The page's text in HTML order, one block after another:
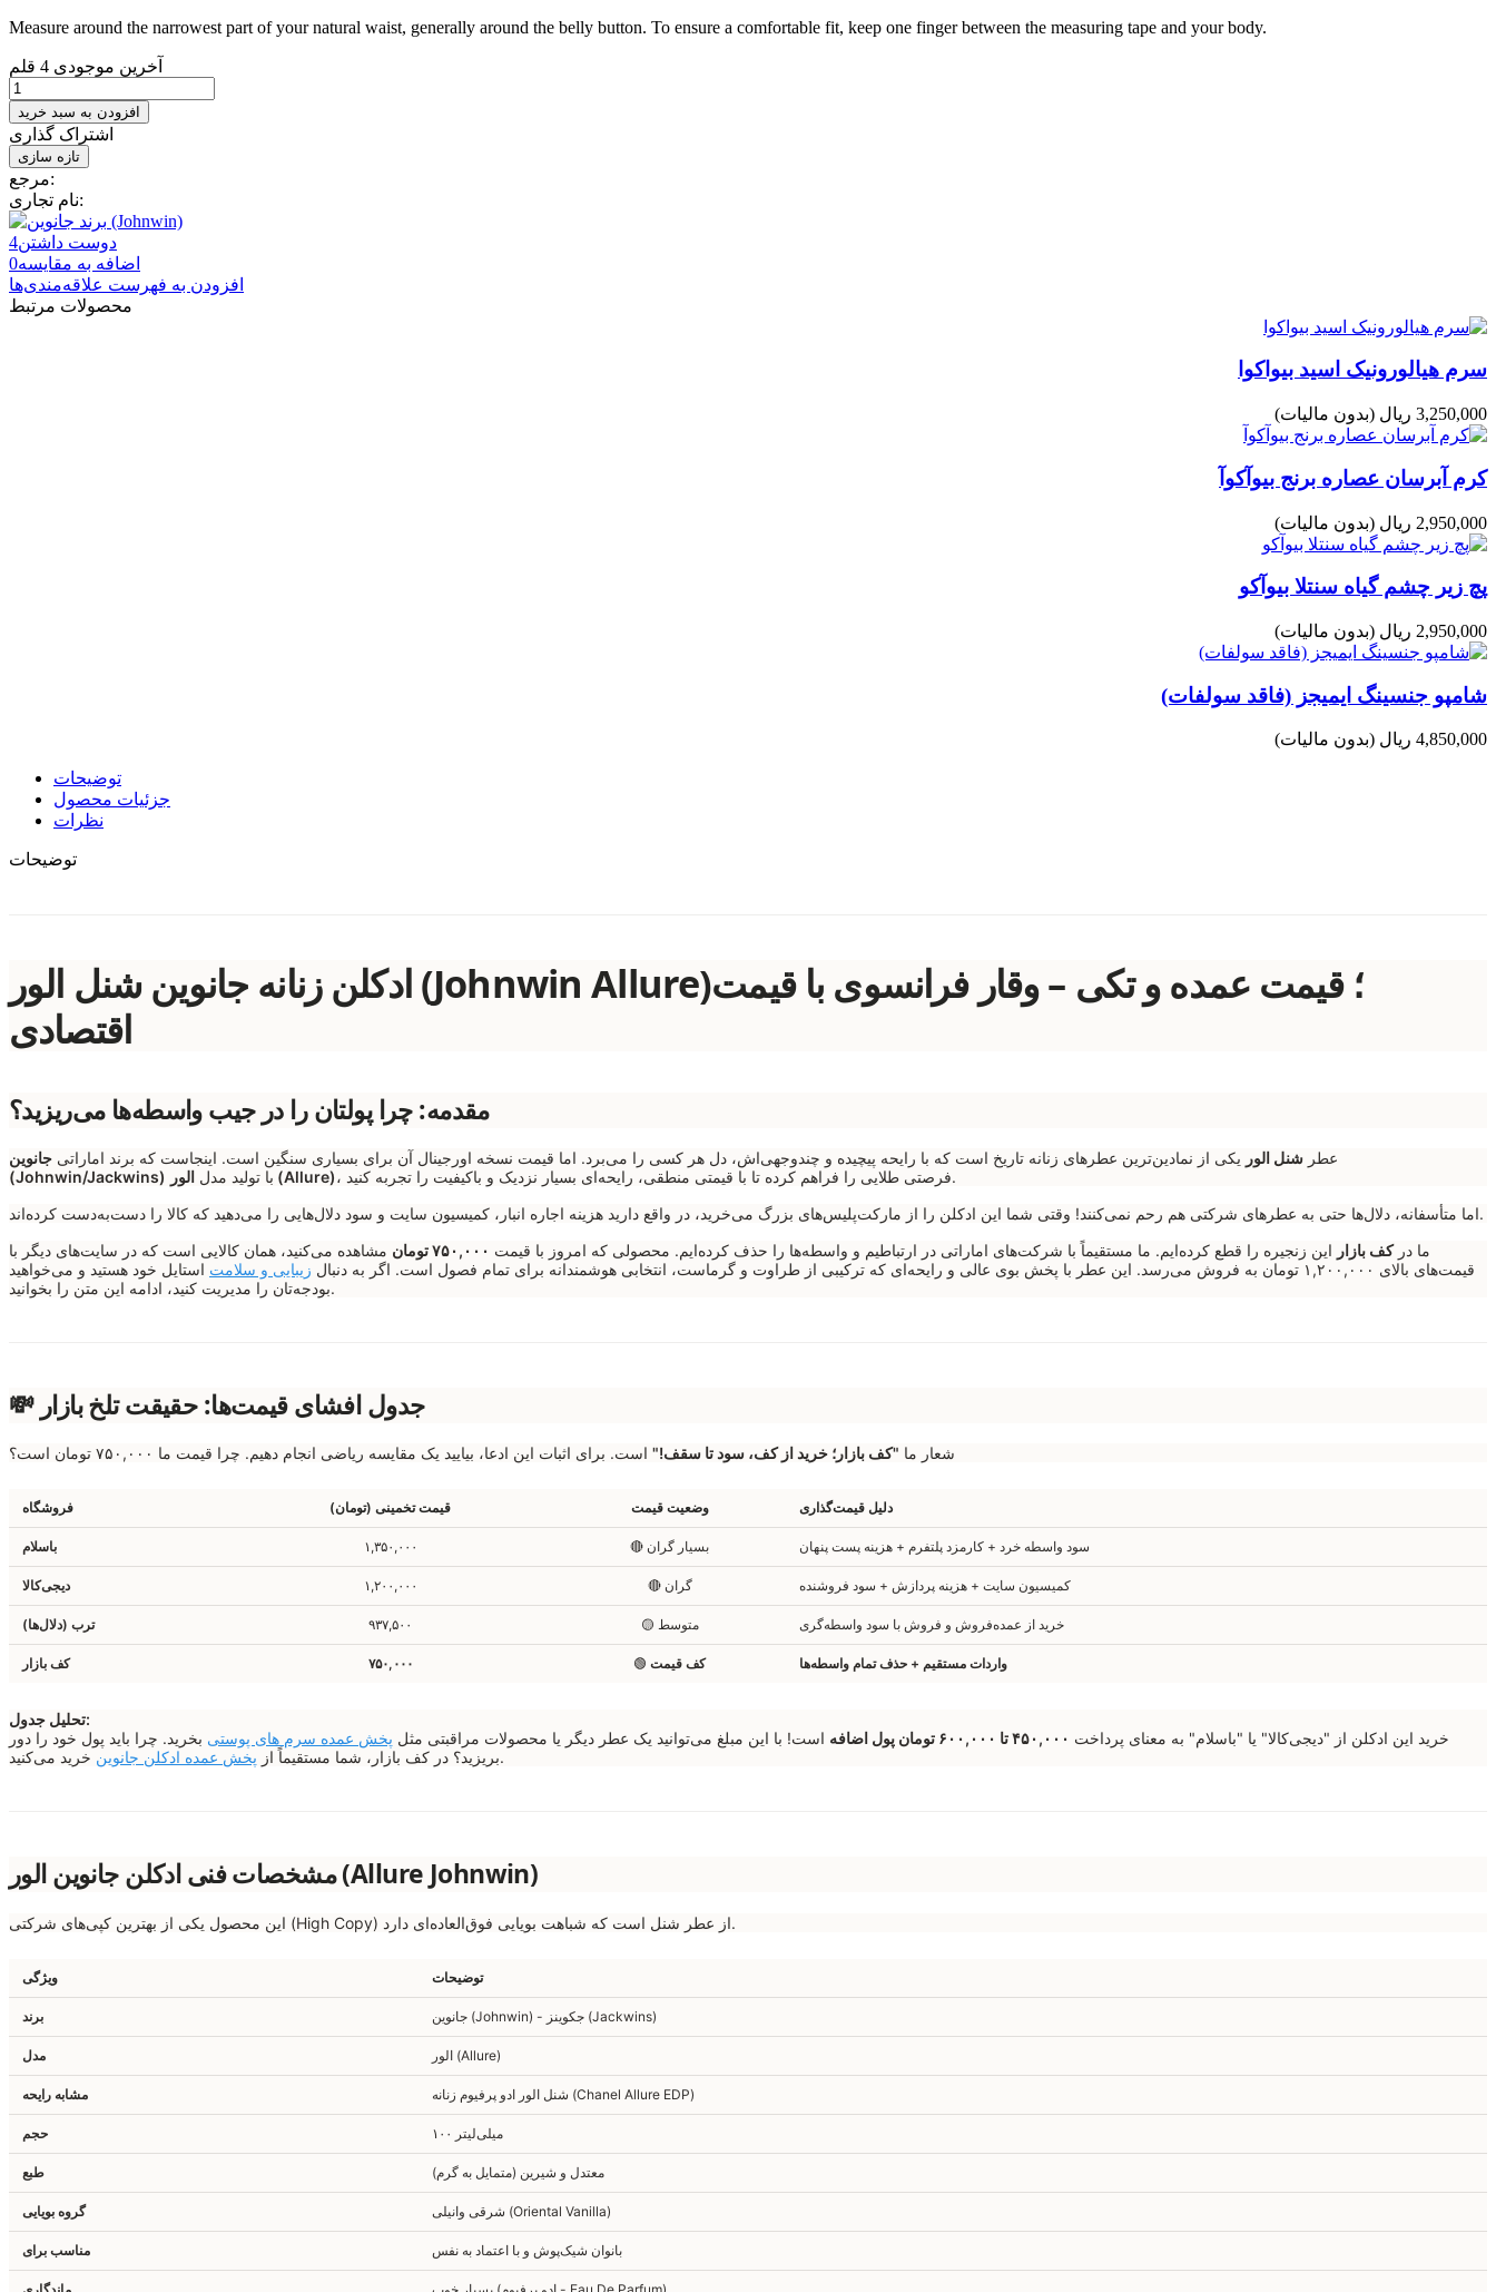
Measure around the narrowest part of your natural waist, generally around the belly button. To ensure a comfortable fit, keep one finger between the measuring tape and your body.
آخرین موجودی 4 قلم
افزودن به سبد خرید
اشتراک گذاری
مرجع:
نام تجاری:
دوست داشتن4
اضافه به مقایسه0
افزودن به فهرست علاقه‌مندی‌ها
محصولات مرتبط
سرم هیالورونیک اسید بیواکوا
3,250,000 ریال (بدون مالیات)
کرم آبرسان عصاره برنج بیوآکوآ
2,950,000 ریال (بدون مالیات)
پچ زیر چشم گیاه سنتلا بیوآکو
2,950,000 ریال (بدون مالیات)
شامپو جنسینگ ایمیجز (فاقد سولفات)
4,850,000 ریال (بدون مالیات)
توضیحات
جزئیات محصول
نظرات
توضیحات
ادکلن زنانه جانوین شنل الور (Johnwin Allure)؛ قیمت عمده و تکی – وقار فرانسوی با قیمت
اقتصادی
مقدمه: چرا پولتان را در جیب واسطه‌ها می‌ریزید؟
عطر شنل الور یکی از نمادین‌ترین عطرهای زنانه تاریخ است که با رایحه پیچیده و چندوجهی‌اش، دل هر کسی را می‌برد. اما قیمت نسخه اورجینال آن برای بسیاری سنگین است. اینجاست که برند اماراتی جانوین
(Johnwin/Jackwins)
با تولید مدل الور (Allure)
، فرصتی طلایی را فراهم کرده تا با قیمتی منطقی، رایحه‌ای بسیار نزدیک و باکیفیت را تجربه کنید.
اما متأسفانه، دلال‌ها حتی به عطرهای شرکتی هم رحم نمی‌کنند! وقتی شما این ادکلن را از مارکت‌پلیس‌های بزرگ می‌خرید، در واقع دارید هزینه اجاره انبار، کمیسیون سایت و سود دلال‌هایی را می‌دهید که کالا را دست‌به‌دست کرده‌اند.
ما در کف بازار این زنجیره را قطع کرده‌ایم. ما مستقیماً با شرکت‌های اماراتی در ارتباطیم و واسطه‌ها را حذف کرده‌ایم. محصولی که امروز با قیمت ۷۵۰,۰۰۰ تومان
مشاهده می‌کنید، همان کالایی است که در سایت‌های دیگر با
قیمت‌های بالای ۱,۲۰۰,۰۰۰ تومان به فروش می‌رسد. این عطر با پخش بوی عالی و رایحه‌ای که ترکیبی از طراوت و گرماست، انتخابی هوشمندانه برای تمام فصول است. اگر به دنبال
زیبایی و سلامت استایل خود هستید و می‌خواهید
بودجه‌تان را مدیریت کنید، ادامه این متن را بخوانید.
💸 جدول افشای قیمت‌ها: حقیقت تلخ بازار
شعار ما "کف بازار؛ خرید از کف، سود تا سقف!" است. برای اثبات این ادعا، بیایید یک مقایسه ریاضی انجام دهیم. چرا قیمت ما ۷۵۰,۰۰۰ تومان است؟
فروشگاه قیمت تخمینی (تومان) وضعیت قیمت دلیل قیمت‌گذاری
باسلام ۱,۳۵۰,۰۰۰ 🔴 بسیار گران سود واسطه خرد + کارمزد پلتفرم + هزینه پست پنهان
دیجی‌کالا ۱,۲۰۰,۰۰۰ 🔴 گران کمیسیون سایت + هزینه پردازش + سود فروشنده
ترب (دلال‌ها) ۹۳۷,۵۰۰ 🟡 متوسط خرید از عمده‌فروش و فروش با سود واسطه‌گری
کف بازار ۷۵۰,۰۰۰ 🟢 کف قیمت واردات مستقیم + حذف تمام واسطه‌ها
تحلیل جدول:
خرید این ادکلن از "دیجی‌کالا" یا "باسلام" به معنای پرداخت ۴۵۰,۰۰۰ تا ۶۰۰,۰۰۰ تومان پول اضافه است! با این مبلغ می‌توانید یک عطر دیگر یا محصولات مراقبتی مثل پخش عمده سرم های پوستی بخرید. چرا باید پول خود را دور
بریزید؟ در کف بازار، شما مستقیماً از پخش عمده ادکلن جانوین خرید می‌کنید.
مشخصات فنی ادکلن جانوین الور (Allure Johnwin)
این محصول یکی از بهترین کپی‌های شرکتی (High Copy) از عطر شنل است که شباهت بویایی فوق‌العاده‌ای دارد.
ویژگی توضیحات
برند جانوین (Johnwin) - جکوینز (Jackwins)
مدل الور (Allure)
مشابه رایحه شنل الور ادو پرفیوم زنانه (Chanel Allure EDP)
حجم ۱۰۰ میلی‌لیتر
طبع معتدل و شیرین (متمایل به گرم)
گروه بویایی شرقی وانیلی (Oriental Vanilla)
مناسب برای بانوان شیک‌پوش و با اعتماد به نفس